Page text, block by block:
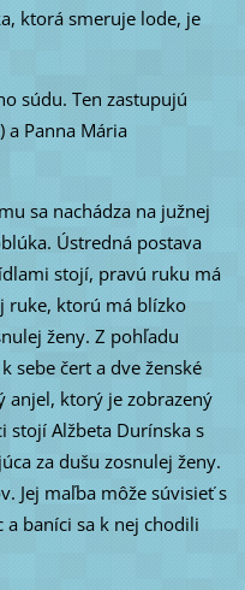
ktorá smeruje lode, je
súdu. Ten zastupujú
a Panna Mária
sa nachádza na južnej
Ústredná postava
stojí, pravú ruku má
ruke, ktorú má blízko
ženy. Z pohľadu
sebe čert a dve ženské
anjel, ktorý je zobrazený
stojí Alžbeta Durínska s
za dušu zosnulej ženy.
Jej maľba môže súvisieť s
baníci sa k nej chodili